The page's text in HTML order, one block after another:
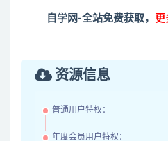
自学网-全站免费获取，
资源信息
普通用户特权：
年度会员用户特权：